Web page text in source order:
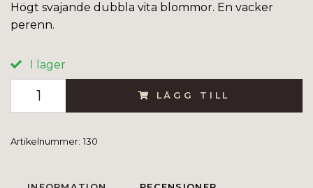
Högt svajande dubbla vita blommor. En vacker
perenn.
I lager
LÄGG TILL
Artikelnummer: 130